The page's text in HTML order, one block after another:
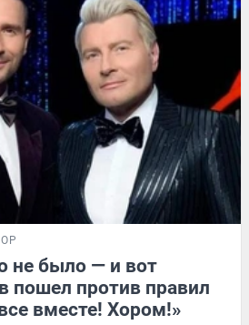
не было — и вот
пошел против правил
вместе! Хором!»